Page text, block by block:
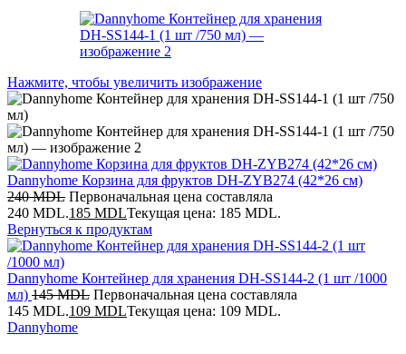
Нажмите, чтобы увеличить изображение
Dannyhome Корзина для фруктов DH-ZYB274 (42*26 см)
240MDL Первоначальная цена составляла
240 MDL.185 MDLТекущая цена: 185 MDL.
Вернуться к продуктам
Dannyhome Контейнер для хранения DH-SS144-2 (1 шт /1000
мл) 145MDL Первоначальная цена составляла
145 MDL.109 MDLТекущая цена: 109 MDL.
Dannyhome